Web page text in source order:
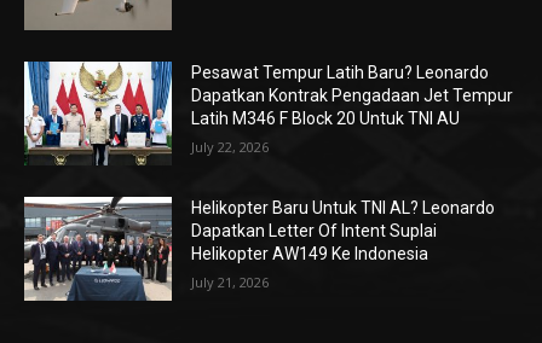
Pesawat Tempur Latih Baru? Leonardo
Dapatkan Kontrak Pengadaan Jet Tempur
Latih M346 F Block 20 Untuk TNI AU
July 22, 2026
Helikopter Baru Untuk TNI AL? Leonardo
Dapatkan Letter Of Intent Suplai
Helikopter AW149 Ke Indonesia
July 21, 2026